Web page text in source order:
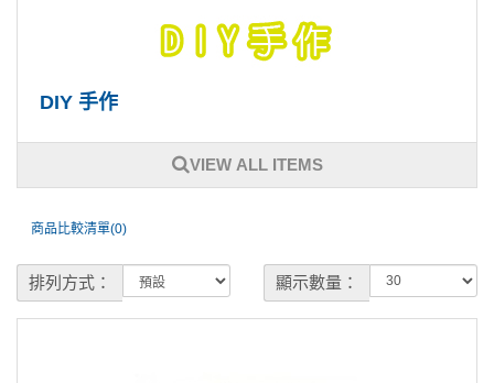
DIY 手作
VIEW ALL ITEMS
商品比較清單(0)
排列方式： 顯示數量：